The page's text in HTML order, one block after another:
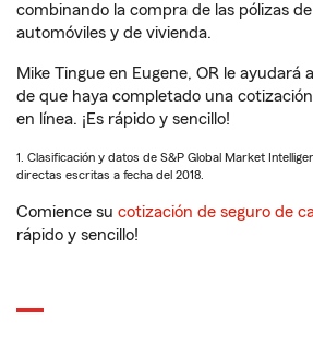
combinando la compra de las pólizas
automóviles y de vivienda.
Mike Tingue en Eugene, OR le ayudará
de que haya completado una
en línea. ¡Es rápido y sencillo!
1. Clasificación y datos de S&P Global Market
directas escritas a fecha del 2018.
Comience su cotización de seguro de
rápido y sencillo!